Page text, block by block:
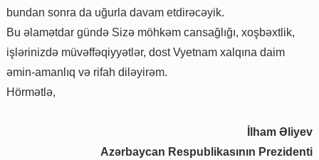
bundan sonra da uğurla davam etdirəcəyik.
Bu əlamətdar gündə Sizə möhkəm cansağlığı, xoşbəxtlik,
işlərinizdə müvəffəqiyyətlər, dost Vyetnam xalqına daim
əmin-amanlıq və rifah diləyirəm.
Hörmətlə,
İlham Əliyev
Azərbaycan Respublikasının Prezidenti